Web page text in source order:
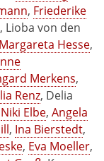
, Friederike
, Lioba von den
Margareta Hesse,
Merkens,
Renz, Delia
Niki Elbe, Angela
, Ina Bierstedt,
, Eva Moeller,